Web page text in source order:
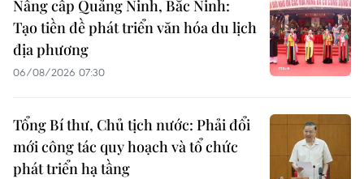
Nâng cấp Quảng Ninh, Bắc Ninh:
Tạo tiền đề phát triển văn hóa du lịch
địa phương
06/08/2026 07:30
Tổng Bí thư, Chủ tịch nước: Phải đổi
mới công tác quy hoạch và tổ chức
phát triển hạ tầng